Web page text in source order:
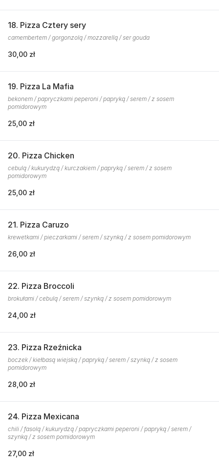
18. Pizza Cztery sery
camembertem / gorgonzolą / mozzarellą / ser gouda
30,00 zł
19. Pizza La Mafia
bekonem / papryczkami peperoni / papryką / serem / z sosem
pomidorowym
25,00 zł
20. Pizza Chicken
cebulą / kukurydzą / kurczakiem / papryką / serem / z sosem
pomidorowym
25,00 zł
21. Pizza Caruzo
krewetkami / pieczarkami / serem / szynką / z sosem pomidorowym
26,00 zł
22. Pizza Broccoli
brokułami / cebulą / serem / szynką / z sosem pomidorowym
24,00 zł
23. Pizza Rzeźnicka
boczek / kiełbasą wiejską / papryką / serem / szynką / z sosem
pomidorowym
28,00 zł
24. Pizza Mexicana
chili / fasolą / kukurydzą / papryczkami peperoni / papryką / serem /
szynką / z sosem pomidorowym
27,00 zł